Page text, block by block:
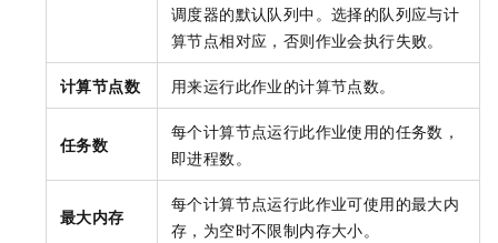
调度器的默认队列中。选择的队列应与计
算节点相对应，否则作业会执行失败。
计算节点数 用来运行此作业的计算节点数。
任务数
每个计算节点运行此作业使用的任务数，
即进程数。
最大内存
每个计算节点运行此作业可使用的最大内
存，为空时不限制内存大小。